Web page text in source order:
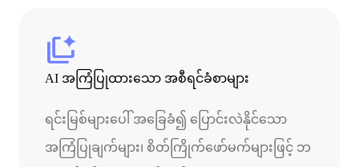
auto_tab_group
AI အကြံပြုထားသော အစီရင်ခံစာများ
ရင်းမြစ်များပေါ် အခြေခံ၍ ပြောင်းလဲနိုင်သော
အကြံပြုချက်များ၊ စိတ်ကြိုက်ဖော်မက်များဖြင့် ဘ